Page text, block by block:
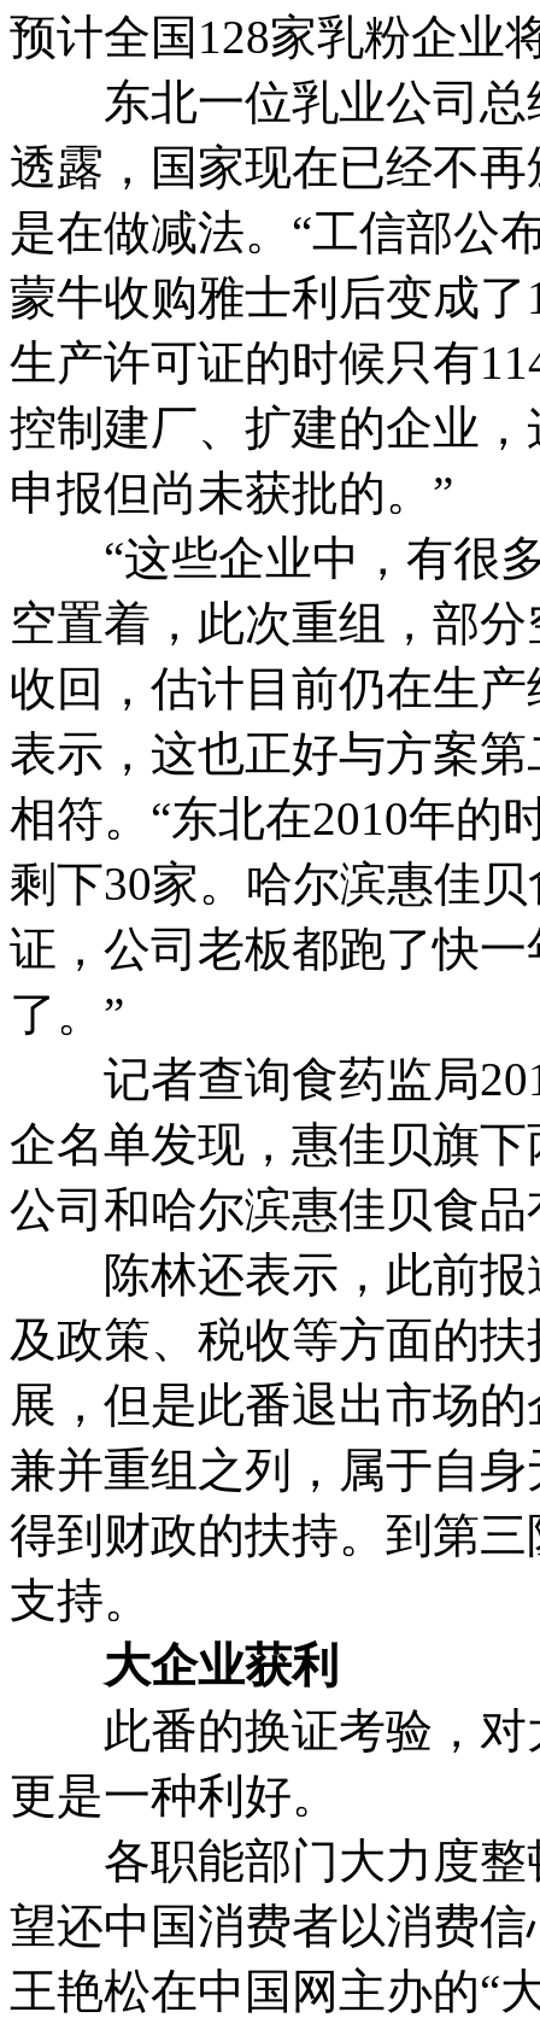
预计全国128家乳粉企业
东北一位乳业公司总
透露，国家现在已经不
是在做减法。“工信部公
蒙牛收购雅士利后变成
生产许可证的时候只有
控制建厂、扩建的企业
申报但尚未获批的。”
“这些企业中，有很多
空置着，此次重组，部
收回，估计目前仍在生
表示，这也正好与方案
相符。“东北在2010年的
剩下30家。哈尔滨惠佳
证，公司老板都跑了快
了。”
记者查询食药监局
企名单发现，惠佳贝旗
公司和哈尔滨惠佳贝食
陈林还表示，此前报
及政策、税收等方面的
展，但是此番退出市场
兼并重组之列，属于自
得到财政的扶持。到第
支持。
大企业获利
此番的换证考验，对
更是一种利好。
各职能部门大力度整
望还中国消费者以消费
王艳松在中国网主办的“